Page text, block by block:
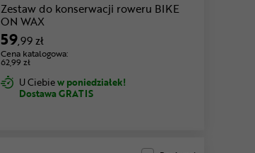
Zestaw do konserwacji roweru BIKE
ON WAX
59,99 zł
Cena katalogowa:
62,99 zł
U Ciebiew poniedziałek!
Dostawa GRATIS